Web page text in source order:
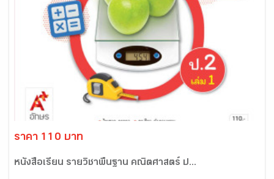
ราคา 110 บาท
หนังสือเรียน รายวิชาพื้นฐาน คณิตศาสตร์ ป...